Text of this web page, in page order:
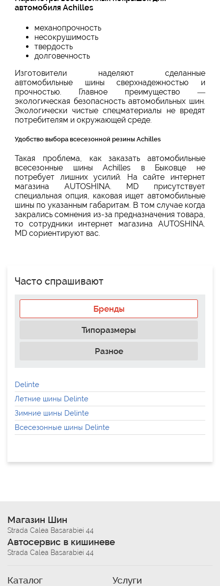
автомобиля Achilles
механопрочность
несокрушимость
твердость
долговечность
Изготовители наделяют сделанные
автомобильные шины сверхнадежностью и
прочностью. Главное преимущество —
экологическая безопасность автомобильных шин.
Экологически чистые спецматериалы не вредят
потребителям и окружающей среде.
Удобство выбора всесезонной резины Achilles
Такая проблема, как заказать автомобильные
всесезонные шины Achilles в Быковце не
потребует лишних усилий. На сайте интернет
магазина AUTOSHINA. MD присутствует
специальная опция, каковая ищет автомобильные
шины по указанным габаритам. В том случае когда
закрались сомнения из-за предназначения товара,
то сотрудники интернет магазина AUTOSHINA.
MD сориентируют вас.
Часто спрашивают
Бренды
Типоразмеры
Разное
Delinte
Летние шины Delinte
Зимние шины Delinte
Всесезонные шины Delinte
Магазин Шин
Strada Calea Basarabiei 44
Автосервис в кишиневе
Strada Calea Basarabiei 44
Каталог Услуги